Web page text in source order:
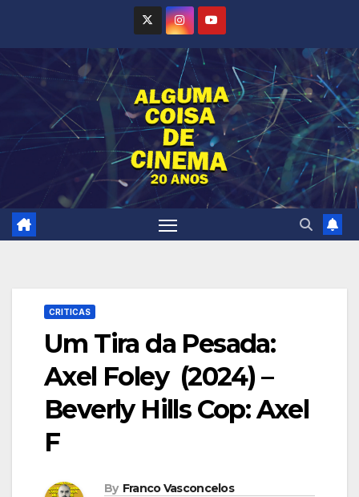
CRITICAS
Um Tira da Pesada:
Axel Foley (2024) –
Beverly Hills Cop: Axel
F
By Franco Vasconcelos